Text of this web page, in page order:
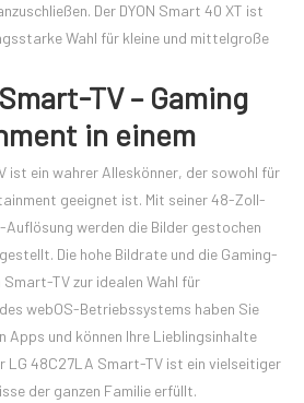
Der DYON Smart 40 XT ist
Wahl für kleine und mittelgroße
TV – Gaming
in einem
ist ein wahrer Alleskönner, der sowohl für
geeignet ist. Mit seiner 48-Zoll-
Auflösung werden die Bilder gestochen
Die hohe Bildrate und die Gaming-
TV zur idealen Wahl für
webOS-Betriebssystems haben Sie
Apps und können Ihre Lieblingsinhalte
LG 48C27LA Smart-TV ist ein vielseitiger
der ganzen Familie erfüllt.